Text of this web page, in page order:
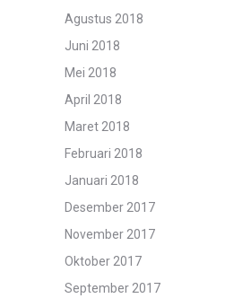
Agustus 2018
Juni 2018
Mei 2018
April 2018
Maret 2018
Februari 2018
Januari 2018
Desember 2017
November 2017
Oktober 2017
September 2017